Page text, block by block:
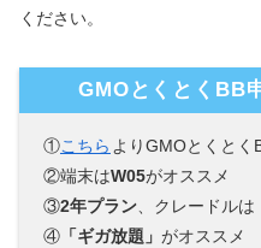
ください。
GMOとくとくBB
①こちら よりGMOとくとく
②端末はW05がオススメ
③2年プラン 、クレードルは
④ 「ギガ放題」 がオススメ